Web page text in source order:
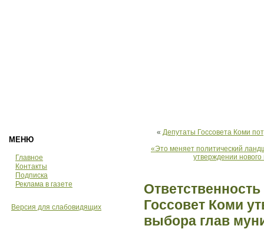
МЕНЮ
Главное
Контакты
Подписка
Реклама в газете
Версия для слабовидящих
« Депутаты Госсовета Коми
«Это меняет политический
утверждении
Госсовет Коми
выбора глав